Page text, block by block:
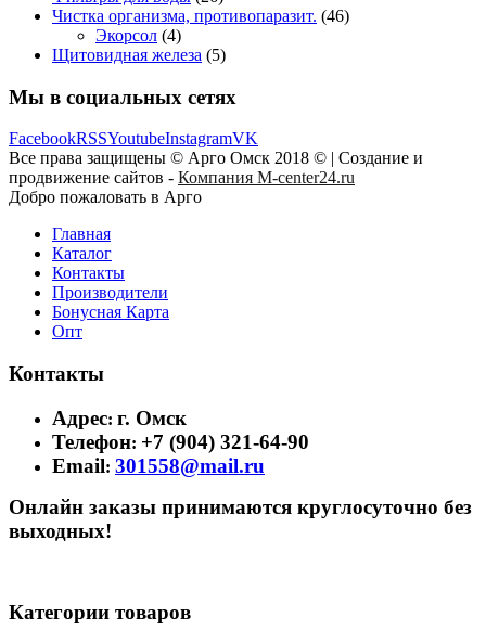
Чистка организма, противопаразит. (46)
Экорсол (4)
Щитовидная железа (5)
Мы в социальных сетях
FacebookRSSYoutubeInstagramVK
Все права защищены © Арго Омск 2018 © | Создание и
продвижение сайтов - Компания M-center24.ru
Добро пожаловать в Арго
Главная
Каталог
Контакты
Производители
Бонусная Карта
Опт
Контакты
Адрес: г. Омск
Телефон: +7 (904) 321-64-90
Email: 301558@mail.ru
Онлайн заказы принимаются круглосуточно без
выходных!
Категории товаров